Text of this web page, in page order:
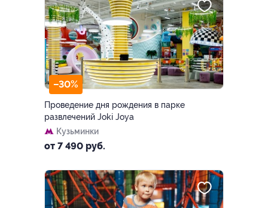
–30%
Проведение дня рождения в парке
развлечений Joki Joya
Кузьминки
от 7 490 руб.